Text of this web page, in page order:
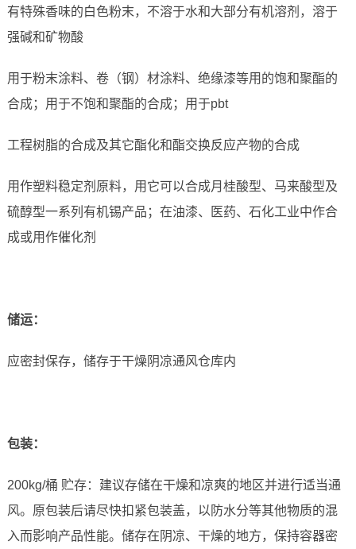
有特殊香味的白色粉末，不溶于水和大部分有机溶剂，溶于
强碱和矿物酸
用于粉末涂料、卷（钢）材涂料、绝缘漆等用的饱和聚酯的
合成；用于不饱和聚酯的合成；用于pbt
工程树脂的合成及其它酯化和酯交换反应产物的合成
用作塑料稳定剂原料，用它可以合成月桂酸型、马来酸型及
硫醇型一系列有机锡产品；在油漆、医药、石化工业中作合
成或用作催化剂
储运：
应密封保存，储存于干燥阴凉通风仓库内
包装：
200kg/桶 贮存：建议存储在干燥和凉爽的地区并进行适当通
风。原包装后请尽快扣紧包装盖，以防水分等其他物质的混
入而影响产品性能。储存在阴凉、干燥的地方，保持容器密